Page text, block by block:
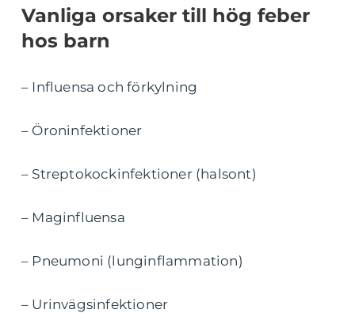
Vanliga orsaker till hög feber
hos barn
– Influensa och förkylning
– Öroninfektioner
– Streptokockinfektioner (halsont)
– Maginfluensa
– Pneumoni (lunginflammation)
– Urinvägsinfektioner